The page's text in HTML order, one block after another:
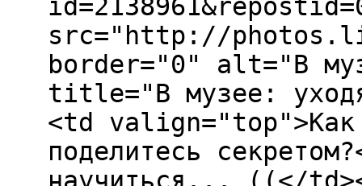
src="http://
border="0" alt="В
title="В музее:
<td valign="top">Как
поделитесь